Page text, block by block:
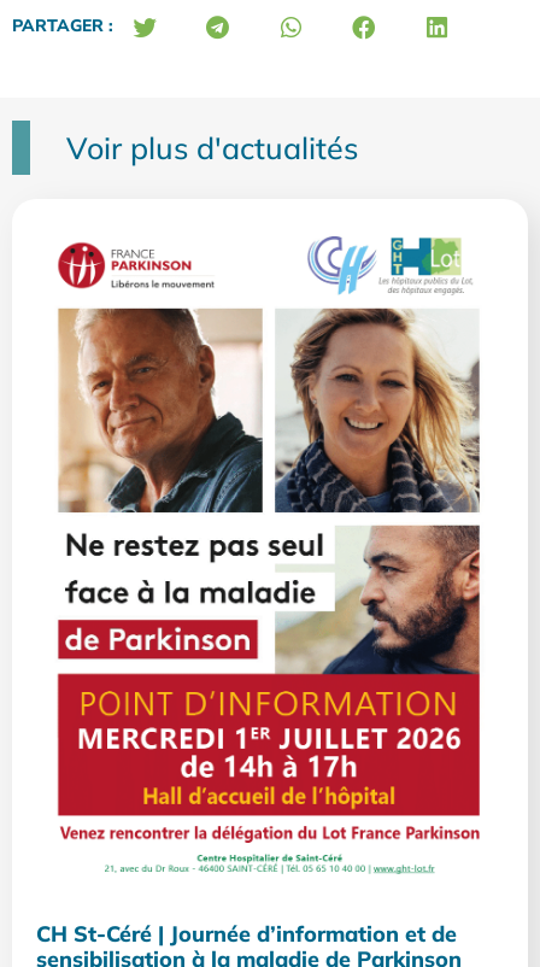
PARTAGER :
Voir plus d'actualités
CH St-Céré | Journée d’information et de
sensibilisation à la maladie de Parkinson